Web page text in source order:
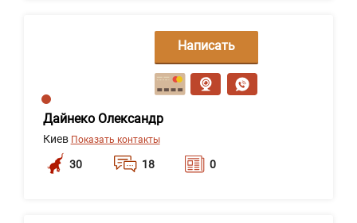
Дайнеко Олександр
Киев Показать контакты
30 18 0
Написать
сообщение